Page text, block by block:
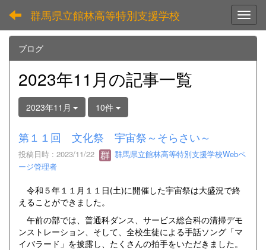
群馬県立館林高等特別支援学校
ブログ
2023年11月の記事一覧
2023年11月 10件
第１１回 文化祭 宇宙祭～そらさい～
投稿日時 : 2023/11/22
群馬県立館林高等特別支援学校Webペ
ージ管理者
令和５年１１月１１日(土)に開催した宇宙祭は大盛況で終
えることができました。
午前の部では、普通科ダンス、サービス総合科の清掃デモ
ンストレーション、そして、全校生徒による手話ソング「マ
イバラード」を披露し、たくさんの拍手をいただきました。